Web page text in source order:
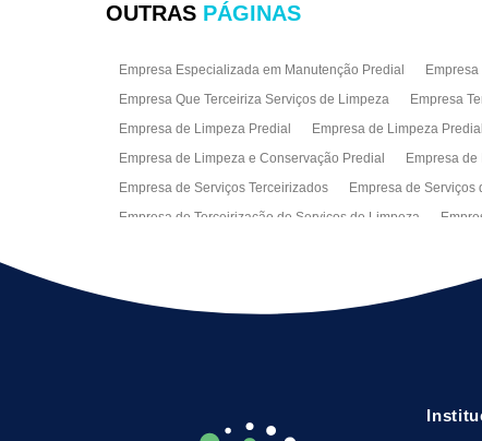
OUTRAS PÁGINAS
Empresa Especializada em Manutenção Predial
Empresa Que Terceiriza Serviços de Limpeza
Empresa
Empresa de Limpeza Predial
Empresa de Limpeza
Empresa de Limpeza e Conservação Predial
Empresa de
Empresa de Serviços Terceirizados
Empresa de Serviços
Empresa de Terceirização de Serviços de Limpeza
Empresas
Serviço de Limpeza Empresarial
Serviço de Limpeza